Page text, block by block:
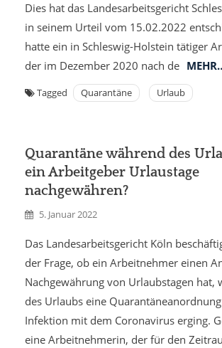
Dies hat das Landes­arbeits­gericht
in seinem Urteil vom 15.02.2022
hatte ein in Schleswig-Holstein tätiger
der im Dezember 2020 nach de
Tagged Quarantäne Urlaub
Quarantäne während des
ein Arbeitgeber Urlaustage
nachgewähren?
5. Januar 2022
Das Landesarbeitsgericht Köln
der Frage, ob ein Arbeitnehmer einen
Nachgewährung von Urlaubstagen hat,
des Urlaubs eine
Infektion mit dem Coronavirus erging.
eine Arbeitnehmerin, der für den